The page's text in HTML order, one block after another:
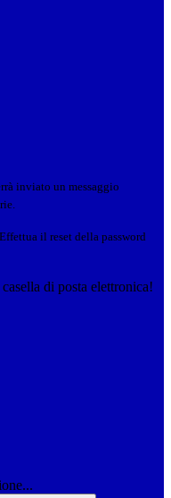
inviato un messaggio
il reset della password
di posta elettronica!